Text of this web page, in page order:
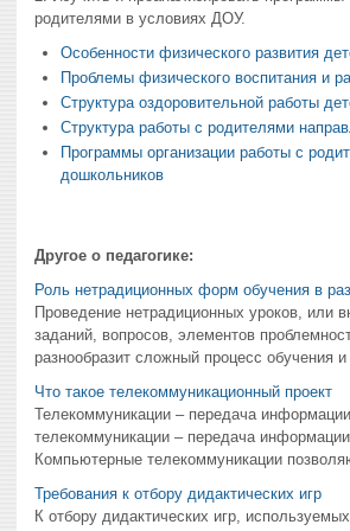
родителями в условиях ДОУ.
Особенности физического развития
Проблемы физического воспитания и
Структура оздоровительной работы
Структура работы с родителями
Программы организации работы с
дошкольников
Другое о педагогике:
Роль нетрадиционных форм обучения в
Проведение нетрадиционных уроков, или
заданий, вопросов, элементов
разнообразит сложный процесс обучения
Что такое телекоммуникационный проект
Телекоммуникации – передача
телекоммуникации – передача
Компьютерные телекоммуникации
Требования к отбору дидактических игр
К отбору дидактических игр,